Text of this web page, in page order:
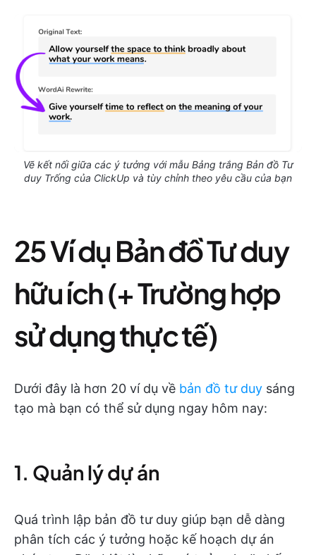
Vẽ kết nối giữa các ý tưởng với mẫu Bảng trắng Bản đồ Tư
duy Trống của ClickUp và tùy chỉnh theo yêu cầu của bạn
25 Ví dụ Bản đồ Tư duy
hữu ích (+ Trường hợp
sử dụng thực tế)
Dưới đây là hơn 20 ví dụ về bản đồ tư duy sáng
tạo mà bạn có thể sử dụng ngay hôm nay:
1. Quản lý dự án
Quá trình lập bản đồ tư duy giúp bạn dễ dàng
phân tích các ý tưởng hoặc kế hoạch dự án